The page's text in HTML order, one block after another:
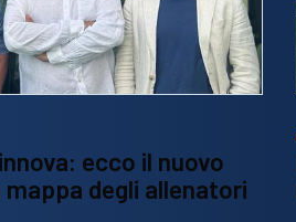
ecco il nuovo
degli allenatori